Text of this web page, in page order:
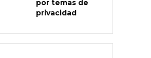
por temas de
privacidad